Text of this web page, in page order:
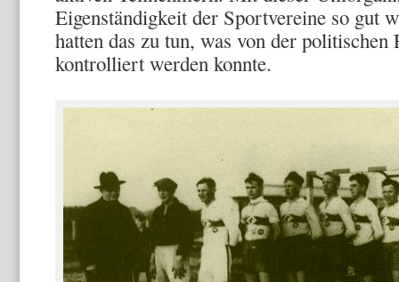
Eigenständigkeit der Sportvereine so gut
hatten das zu tun, was von der
kontrolliert werden konnte.